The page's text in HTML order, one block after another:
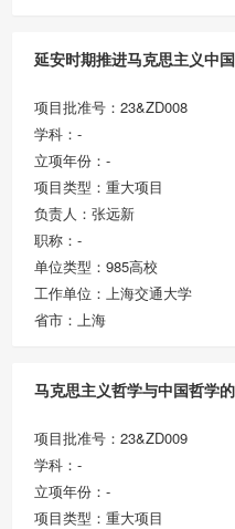
延安时期推进马克思主义中
项目批准号：23&ZD008
学科：-
立项年份：-
项目类型：重大项目
负责人：张远新
职称：-
单位类型：985高校
工作单位：上海交通大学
省市：上海
马克思主义哲学与中国哲学
项目批准号：23&ZD009
学科：-
立项年份：-
项目类型：重大项目